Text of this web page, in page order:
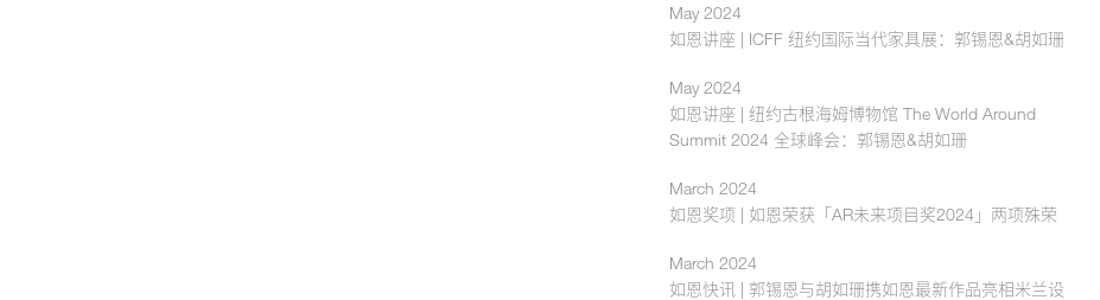
May 2024
如恩讲座 | ICFF 纽约国际当代家具展：郭锡恩&胡如珊
May 2024
如恩讲座 | 纽约古根海姆博物馆 The World Around
Summit 2024 全球峰会：郭锡恩&胡如珊
March 2024
如恩奖项 | 如恩荣获「AR未来项目奖2024」两项殊荣
March 2024
如恩快讯 | 郭锡恩与胡如珊携如恩最新作品亮相米兰设